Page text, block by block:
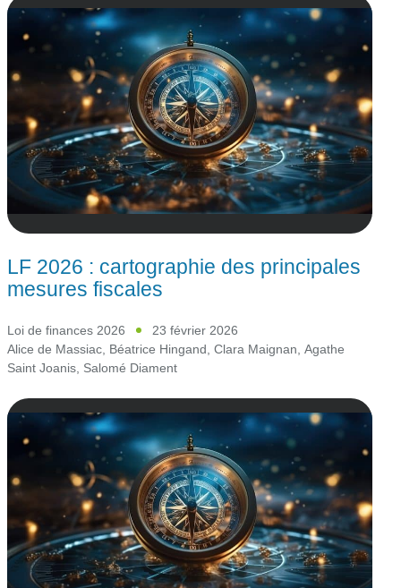
LF 2026 : cartographie des principales
mesures fiscales
Loi de finances 2026
23 février 2026
Alice de Massiac Béatrice Hingand Clara Maignan Agathe
Saint Joanis Salomé Diament